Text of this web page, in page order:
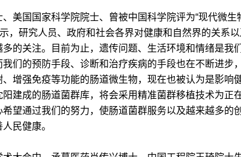
国国家科学院院士、曾被中国科学院评为“现代微生
，研究人员、政府和社会各界对健康和自然界的关系
的关注。目前为止，遗传问题、生活环境和情绪是我
们的预防手段、诊断和治疗疾病的手段也在不断进步
增强免疫等功能的肠道微生物，现在也被认为是影响
建成的肠道菌群库，将会采用精准菌群移植技术为正
望通过我们的努力，使肠道菌群服务以及越来越多的
民健康。